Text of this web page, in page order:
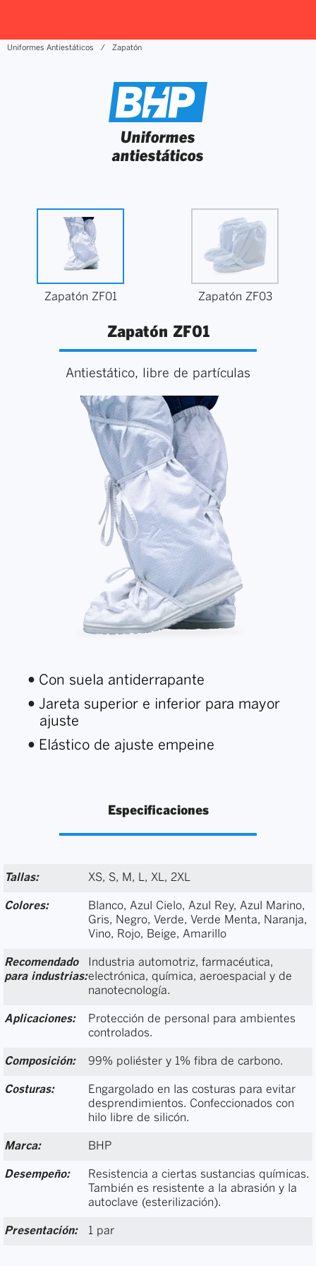
Uniformes Antiestáticos Zapatón
Uniformes
antiestáticos
Zapatón ZF01 Zapatón ZF03
Zapatón ZF01
Antiestático, libre de partículas
Con suela antiderrapante
Jareta superior e inferior para mayor
ajuste
Elástico de ajuste empeine
Especificaciones
Tallas: XS, S, M, L, XL, 2XL
Colores:
Blanco, Azul Cielo, Azul Rey, Azul Marino,
Gris, Negro, Verde, Verde Menta, Naranja,
Vino, Rojo, Beige, Amarillo
Recomendado
para industrias:
Industria automotriz, farmacéutica,
electrónica, química, aeroespacial y de
nanotecnología.
Aplicaciones:
Protección de personal para ambientes
controlados.
Composición: 99% poliéster y 1% fibra de carbono.
Costuras:
Engargolado en las costuras para evitar
desprendimientos. Confeccionados con
hilo libre de silicón.
Marca: BHP
Desempeño:
Resistencia a ciertas sustancias químicas.
También es resistente a la abrasión y la
autoclave (esterilización).
Presentación: 1 par